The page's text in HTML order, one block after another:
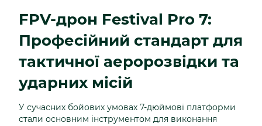
FPV-дрон Festival Pro 7:
Професійний стандарт для
тактичної аеророзвідки та
ударних місій
У сучасних бойових умовах 7-дюймові платформи
стали основним інструментом для виконання